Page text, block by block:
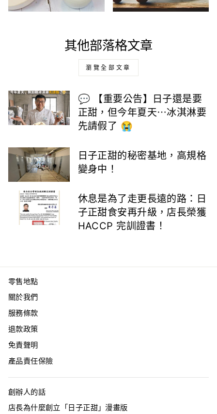
其他部落格文章
瀏覽全部文章
💬 【重要公告】日子還是要
正甜，但今年夏天⋯冰淇淋要
先請假了 😭
日子正甜的秘密基地，高規格
變身中！
休息是為了走更長遠的路：日
子正甜食安再升級，店長榮獲
HACCP 完訓證書！
零售地點
關於我們
服務條款
退款政策
免責聲明
產品責任保險
創辦人的話
店長為什麼創立「日子正甜」漫畫版